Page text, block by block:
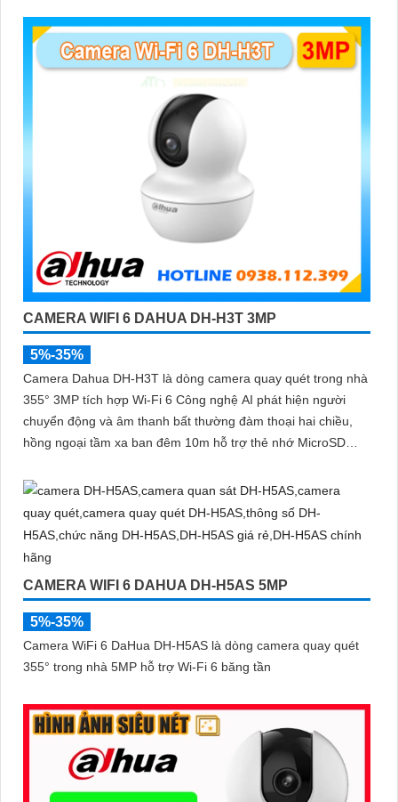
sáng
CAMERA WIFI 6 DAHUA DH-H3T 3MP
5%-35%
Camera Dahua DH-H3T là dòng camera quay quét trong nhà
355° 3MP tích hợp Wi-Fi 6 Công nghệ AI phát hiện người
chuyển động và âm thanh bất thường đàm thoại hai chiều,
hồng ngoại tầm xa ban đêm 10m hỗ trợ thẻ nhớ MicroSD
CAMERA WIFI 6 DAHUA DH-H5AS 5MP
5%-35%
Camera WiFi 6 DaHua DH-H5AS là dòng camera quay quét
355° trong nhà 5MP hỗ trợ Wi-Fi 6 băng tần